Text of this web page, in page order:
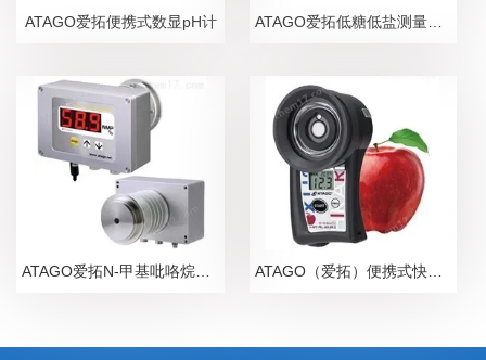
ATAGO爱拓便携式数显pH计 ATAGO爱拓低糖低盐测量糖盐度计
ATAGO（爱拓）便携式快速苹果无损糖度计